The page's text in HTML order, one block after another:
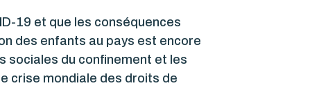
19 et que les conséquences
des enfants au pays est encore
sociales du confinement et les
crise mondiale des droits de